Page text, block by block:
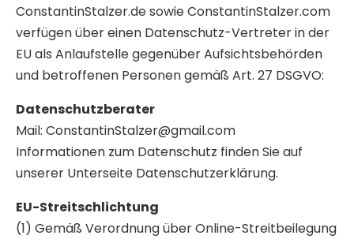
ConstantinStalzer.de sowie ConstantinStalzer.com
verfügen über einen Datenschutz-Vertreter in der
EU als Anlaufstelle gegenüber Aufsichtsbehörden
und betroffenen Personen gemäß Art. 27 DSGVO:
Datenschutzberater
Mail: ConstantinStalzer@gmail.com
Informationen zum Datenschutz finden Sie auf
unserer Unterseite Datenschutzerklärung.
EU-Streitschlichtung
(1) Gemäß Verordnung über Online-Streitbeilegung